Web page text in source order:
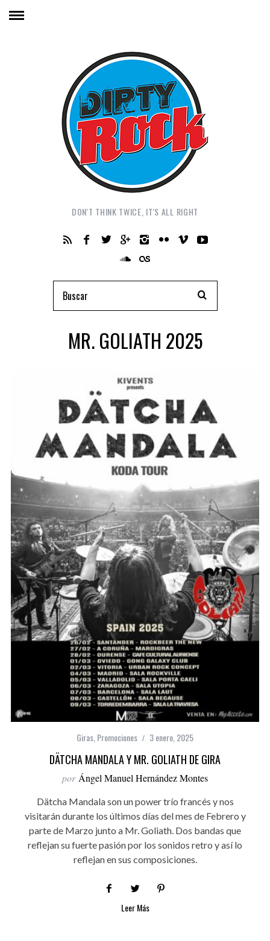
DON'T THINK TWICE, IT'S ALL RIGHT
MR. GOLIATH 2025
Giras Promociones 3 enero, 2025
DÄTCHA MANDALA Y MR. GOLIATH DE GIRA
por Ángel Manuel Hernández Montes
Dätcha Mandala son un power trío francés y nos
visitarán durante los últimos días del mes de Febrero y
parte de Marzo junto a Mr. Goliath. Dos bandas que
reflejan su fuerte pasión por los sonidos retro y así lo
reflejan en sus composiciones.
Leer Más